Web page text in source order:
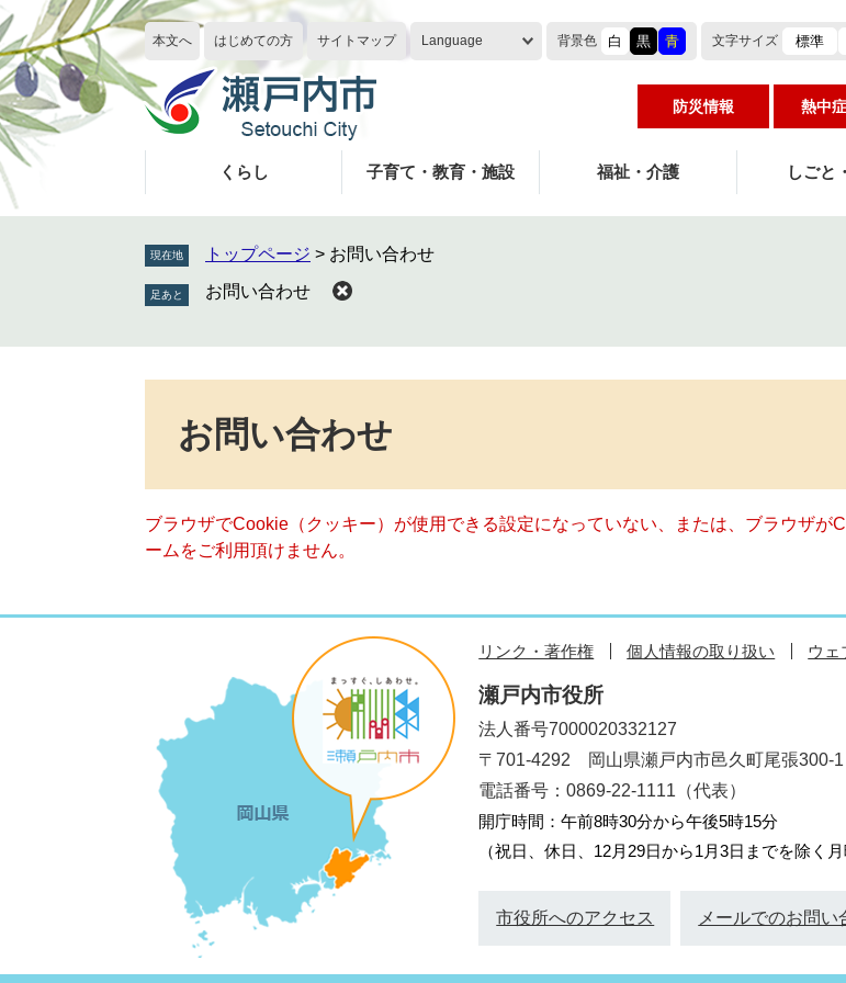
ペ
ー
ジ
の
先
頭
で
す
メ
ニ
ュ
ー
を
飛
ば
し
本文へ はじめての方 サイトマップ Language 背景色 白 黒 青 文字サイズ 標準
防災情報 熱中
くらし 子育て・教育・施設 福祉・介護 しごと
現在地 トップページ > お問い合わせ
お問い合わせ
お問い合わせ
ブラウザでCookie（クッキー）が使用できる設定になっていない、または、ブラウザ
ームをご利用頂けません。
リンク・著作権 個人情報の取り扱い ウェ
瀬戸内市役所
法人番号7000020332127
〒701-4292 岡山県瀬戸内市邑久町尾張300-1
電話番号：0869-22-1111（代表）
開庁時間：午前8時30分から午後5時15分
（祝日、休日、12月29日から1月3日までを除く
市役所へのアクセス メールでのお問い